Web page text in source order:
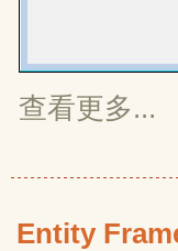
查看更多...
Entity